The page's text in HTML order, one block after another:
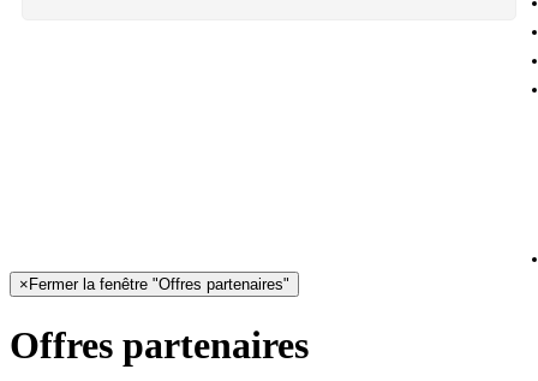
× Fermer la fenêtre "Offres partenaires"
Offres partenaires